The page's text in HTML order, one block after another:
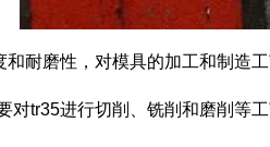
和耐磨性，对模具的加工和制造
对tr35进行切削、铣削和磨削等